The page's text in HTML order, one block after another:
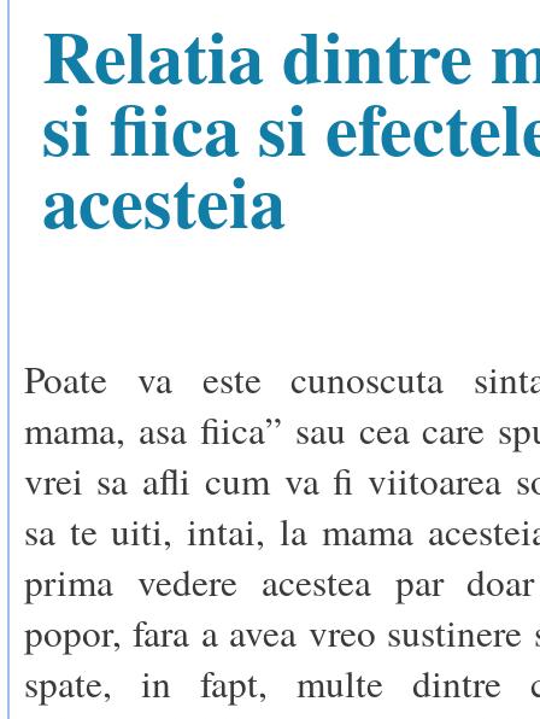
Relatia dintre
si fiica si
acesteia
Poate va este cunoscuta
mama, asa fiica” sau cea care
vrei sa afli cum va fi viitoarea
sa te uiti, intai, la mama
prima vedere acestea par
popor, fara a avea vreo
spate, in fapt, multe dintre